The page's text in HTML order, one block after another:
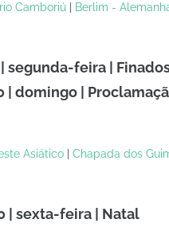
Camboriú Berlim -
segunda-feira |
| domingo |
Asiático| Chapada dos
| sexta-feira | Natal